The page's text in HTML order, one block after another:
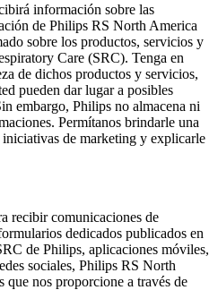
información sobre las
de Philips RS North America
sobre los productos, servicios y
Care (SRC). Tenga en
de dichos productos y servicios,
pueden dar lugar a posibles
embargo, Philips no almacena ni
Permítanos brindarle una
de marketing y explicarle
recibir comunicaciones de
dedicados publicados en
de Philips, aplicaciones móviles,
sociales, Philips RS North
nos proporcione a través de